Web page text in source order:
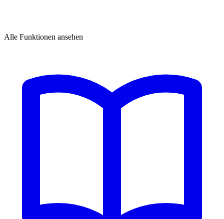
Alle Funktionen ansehen